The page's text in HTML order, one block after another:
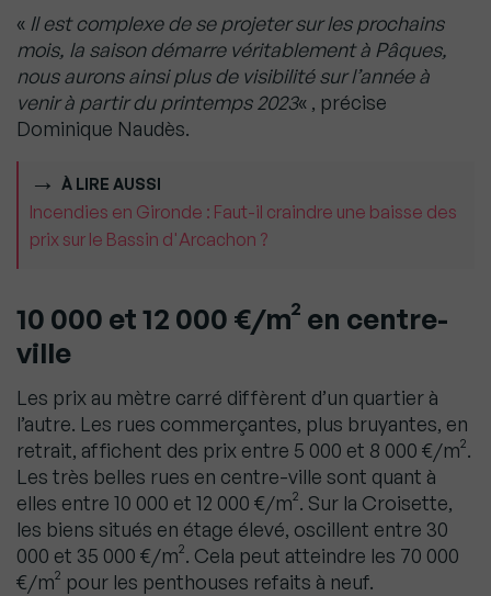
« Il est complexe de se projeter sur les prochains
mois, la saison démarre véritablement à Pâques,
nous aurons ainsi plus de visibilité sur l’année à
venir à partir du printemps 2023« , précise
Dominique Naudès.
À LIRE AUSSI
Incendies en Gironde : Faut-il craindre une baisse des
prix sur le Bassin d'Arcachon ?
10 000 et 12 000 €/m² en centre-
ville
Les prix au mètre carré diffèrent d’un quartier à
l’autre. Les rues commerçantes, plus bruyantes, en
retrait, affichent des prix entre 5 000 et 8 000 €/m².
Les très belles rues en centre-ville sont quant à
elles entre 10 000 et 12 000 €/m². Sur la Croisette,
les biens situés en étage élevé, oscillent entre 30
000 et 35 000 €/m². Cela peut atteindre les 70 000
€/m² pour les penthouses refaits à neuf.